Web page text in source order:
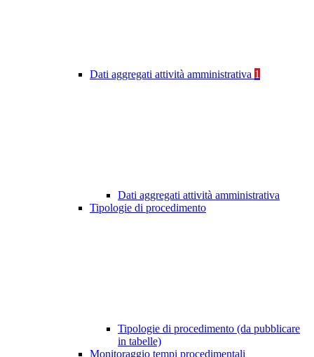
Dati aggregati attività amministrativa 1
Dati aggregati attività amministrativa
Tipologie di procedimento
Tipologie di procedimento (da pubblicare
in tabelle)
Monitoraggio tempi procedimentali